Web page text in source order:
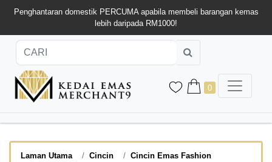
Penghantaran domestik PERCUMA apabila membeli barangan kemas
lebih daripada RM1000!
0
Laman Utama Cincin
Cincin Emas Fashion